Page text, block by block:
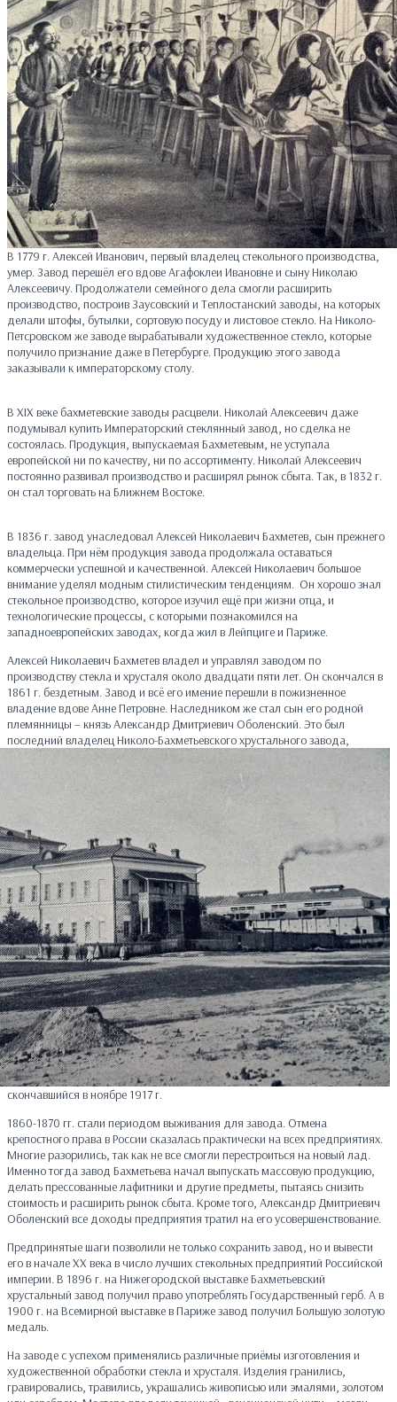
В 1779 г. Алексей Иванович, первый владелец стекольного производства,
умер. Завод перешёл его вдове Агафоклеи Ивановне и сыну Николаю
Алексеевичу. Продолжатели семейного дела смогли расширить
производство, построив Заусовский и Теплостанский заводы, на которых
делали штофы, бутылки, сортовую посуду и листовое стекло. На Николо-
Петсровском же заводе вырабатывали художественное стекло, которые
получило признание даже в Петербурге. Продукцию этого завода
заказывали к императорскому столу.
В XIX веке бахметевские заводы расцвели. Николай Алексеевич даже
подумывал купить Императорский стеклянный завод, но сделка не
состоялась. Продукция, выпускаемая Бахметевым, не уступала
европейской ни по качеству, ни по ассортименту. Николай Алексеевич
постоянно развивал производство и расширял рынок сбыта. Так, в 1832 г.
он стал торговать на Ближнем Востоке.
В 1836 г. завод унаследовал Алексей Николаевич Бахметев, сын прежнего
владельца. При нём продукция завода продолжала оставаться
коммерчески успешной и качественной. Алексей Николаевич большое
внимание уделял модным стилистическим тенденциям. Он хорошо знал
стекольное производство, которое изучил ещё при жизни отца, и
технологические процессы, с которыми познакомился на
западноевропейских заводах, когда жил в Лейпциге и Париже.
Алексей Николаевич Бахметев владел и управлял заводом по
производству стекла и хрусталя около двадцати пяти лет. Он скончался в
1861 г. бездетным. Завод и всё его имение перешли в пожизненное
владение вдове Анне Петровне. Наследником же стал сын его родной
племянницы – князь Александр Дмитриевич Оболенский. Это был
последний владелец Николо-Бахметьевского хрустального завода,
скончавшийся в ноябре 1917 г.
1860-1870 гг. стали периодом выживания для завода. Отмена
крепостного права в России сказалась практически на всех предприятиях.
Многие разорились, так как не все смогли перестроиться на новый лад.
Именно тогда завод Бахметьева начал выпускать массовую продукцию,
делать прессованные лафитники и другие предметы, пытаясь снизить
стоимость и расширить рынок сбыта. Кроме того, Александр Дмитриевич
Оболенский все доходы предприятия тратил на его усовершенствование.
Предпринятые шаги позволили не только сохранить завод, но и вывести
его в начале XX века в число лучших стекольных предприятий Российской
империи. В 1896 г. на Нижегородской выставке Бахметьевский
хрустальный завод получил право употреблять Государственный герб. А в
1900 г. на Всемирной выставке в Париже завод получил Большую золотую
медаль.
На заводе с успехом применялись различные приёмы изготовления и
художественной обработки стекла и хрусталя. Изделия гранились,
гравировались, травились, украшались живописью или эмалями, золотом